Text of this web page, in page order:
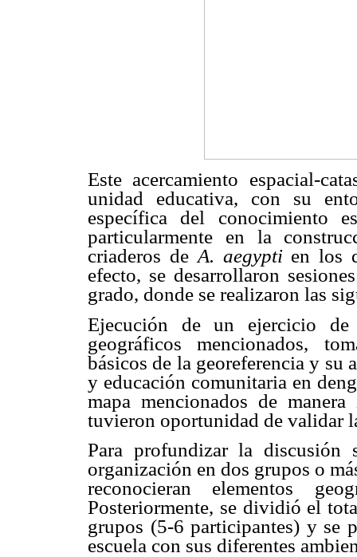
Este acercamiento espacial-
unidad educativa, con su
específica del conocimiento
particularmente en la
criaderos deA. aegypti en los
efecto, se desarrollaron
grado, donde se realizaron las
Ejecución de un ejercicio de
geográficos mencionados,
básicos de la georeferencia y
y educación comunitaria en
mapa mencionados de
tuvieron oportunidad de validar
Para profundizar la
organización en dos grupos o
reconocieran elementos
Posteriormente, se dividió el
grupos (5-6 participantes) y se
escuela con sus diferentes